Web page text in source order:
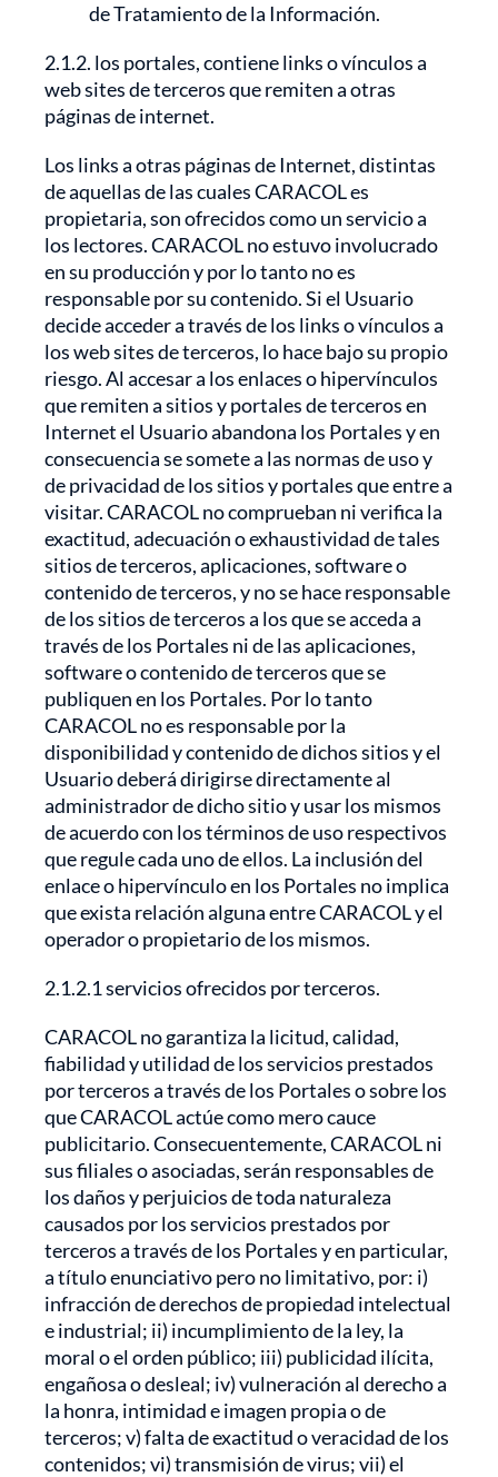
de Tratamiento de la Información.
2.1.2. los portales, contiene links o vínculos a
web sites de terceros que remiten a otras
páginas de internet.
Los links a otras páginas de Internet, distintas
de aquellas de las cuales CARACOL es
propietaria, son ofrecidos como un servicio a
los lectores. CARACOL no estuvo involucrado
en su producción y por lo tanto no es
responsable por su contenido. Si el Usuario
decide acceder a través de los links o vínculos a
los web sites de terceros, lo hace bajo su propio
riesgo. Al accesar a los enlaces o hipervínculos
que remiten a sitios y portales de terceros en
Internet el Usuario abandona los Portales y en
consecuencia se somete a las normas de uso y
de privacidad de los sitios y portales que entre a
visitar. CARACOL no comprueban ni verifica la
exactitud, adecuación o exhaustividad de tales
sitios de terceros, aplicaciones, software o
contenido de terceros, y no se hace responsable
de los sitios de terceros a los que se acceda a
través de los Portales ni de las aplicaciones,
software o contenido de terceros que se
publiquen en los Portales. Por lo tanto
CARACOL no es responsable por la
disponibilidad y contenido de dichos sitios y el
Usuario deberá dirigirse directamente al
administrador de dicho sitio y usar los mismos
de acuerdo con los términos de uso respectivos
que regule cada uno de ellos. La inclusión del
enlace o hipervínculo en los Portales no implica
que exista relación alguna entre CARACOL y el
operador o propietario de los mismos.
2.1.2.1 servicios ofrecidos por terceros.
CARACOL no garantiza la licitud, calidad,
fiabilidad y utilidad de los servicios prestados
por terceros a través de los Portales o sobre los
que CARACOL actúe como mero cauce
publicitario. Consecuentemente, CARACOL ni
sus filiales o asociadas, serán responsables de
los daños y perjuicios de toda naturaleza
causados por los servicios prestados por
terceros a través de los Portales y en particular,
a título enunciativo pero no limitativo, por: i)
infracción de derechos de propiedad intelectual
e industrial; ii) incumplimiento de la ley, la
moral o el orden público; iii) publicidad ilícita,
engañosa o desleal; iv) vulneración al derecho a
la honra, intimidad e imagen propia o de
terceros; v) falta de exactitud o veracidad de los
contenidos; vi) transmisión de virus; vii) el